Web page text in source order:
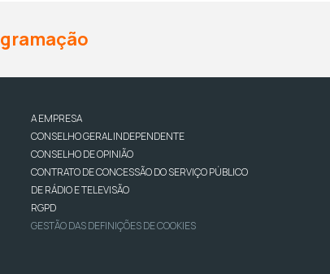
A EMPRESA
CONSELHO GERAL INDEPENDENTE
CONSELHO DE OPINIÃO
CONTRATO DE CONCESSÃO DO SERVIÇO PÚBLICO
DE RÁDIO E TELEVISÃO
RGPD
GESTÃO DAS DEFINIÇÕES DE COOKIES